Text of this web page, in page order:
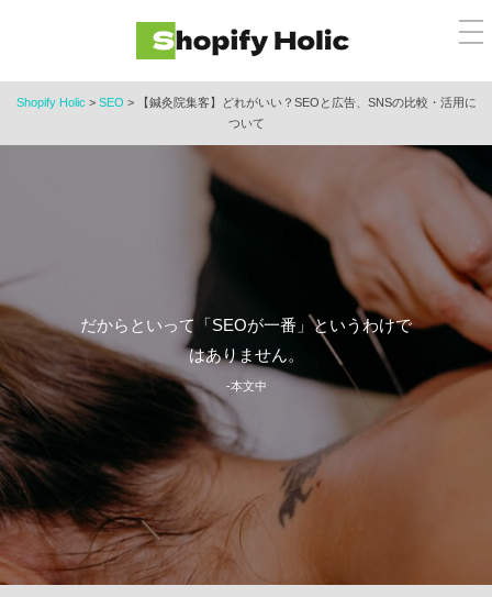
プ
メ
ニ
ー
Shopify Holic > SEO >
【鍼灸院集客】どれがいい？SEOと広告、SNSの比較・活用に
ついて
だからといって「SEOが一番」というわけで
はありません。
-本文中